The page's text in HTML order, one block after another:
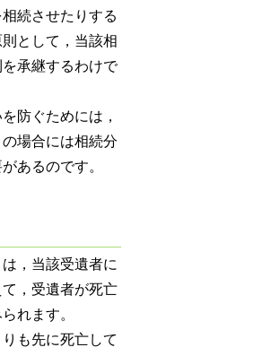
続させたりする
として，当該相
承継するわけで
防ぐためには，
場合には相続分
あるのです。
，当該受遺者に
，受遺者が死亡
れます。
も先に死亡して